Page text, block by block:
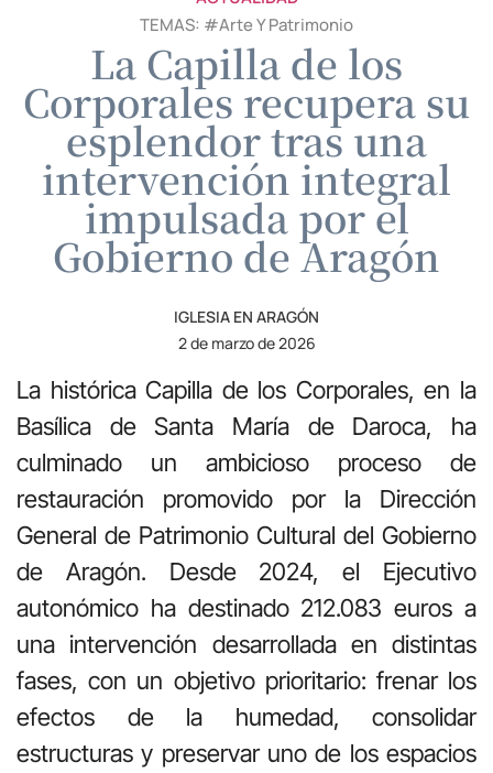
TEMAS: #Arte Y Patrimonio
La Capilla de los
Corporales recupera su
esplendor tras una
intervención integral
impulsada por el
Gobierno de Aragón
IGLESIA EN ARAGÓN
2 de marzo de 2026
La histórica Capilla de los Corporales, en la
Basílica de Santa María de Daroca, ha
culminado un ambicioso proceso de
restauración promovido por la Dirección
General de Patrimonio Cultural del Gobierno
de Aragón. Desde 2024, el Ejecutivo
autonómico ha destinado 212.083 euros a
una intervención desarrollada en distintas
fases, con un objetivo prioritario: frenar los
efectos de la humedad, consolidar
estructuras y preservar uno de los espacios